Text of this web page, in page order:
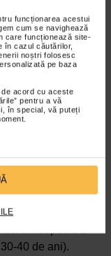
funcționarea acestui
cum se navighează
care funcționează site-
în cazul căutărilor,
noștri folosesc
pe baza
de acord cu aceste
pentru a vă
în special, vă puteți
persoanele cu
mult mai rare
de aproximativ
puternice) in
si 38.000 de
si
unui calcul
ca riscul
40 de ani).